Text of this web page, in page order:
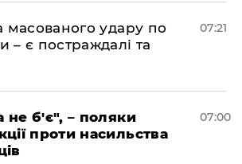
масованого удару по
– є постраждалі та
07:21
б'є", – поляки
проти насильства
07:00